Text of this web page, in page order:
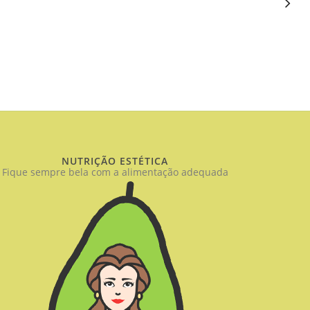
NUTRIÇÃO ESTÉTICA
Fique sempre bela com a alimentação adequada